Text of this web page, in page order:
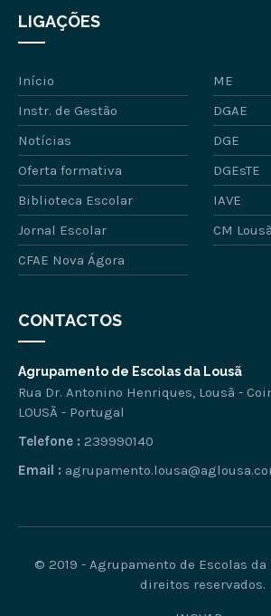
LIGAÇÕES
Início
ME
Instr. de Gestão
DGAE
Notícias
DGE
Oferta formativa
DGEsTE
Biblioteca Escolar
IAVE
Jornal Escolar
CM Lousã
CFAE Nova Ágora
CONTACTOS
Agrupamento de Escolas da Lousã
Rua Dr. Antonino Henriques, Lousã -
LOUSÃ - Portugal
Telefone : 239990140
Email :
© 2019 - Agrupamento de Escolas da
direitos reservados.